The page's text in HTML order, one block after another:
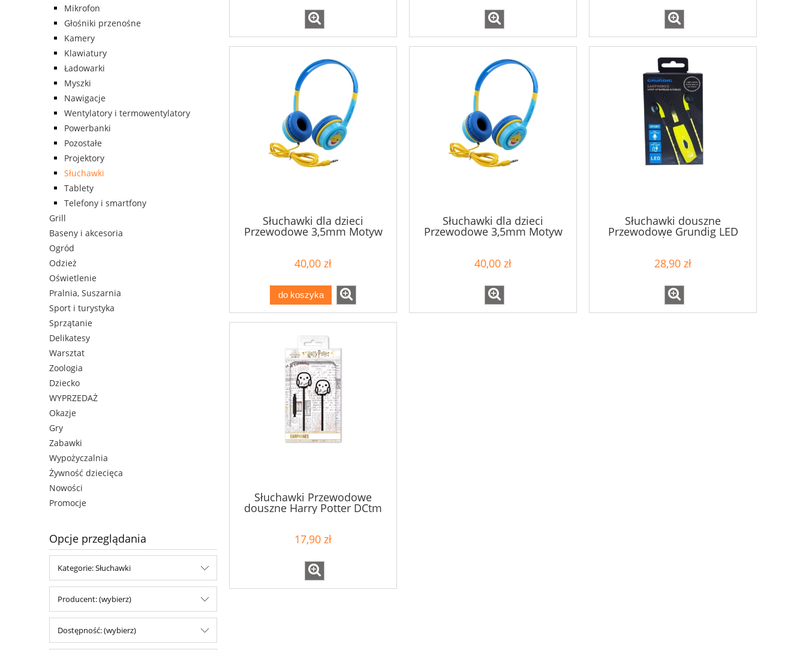
Mikrofon
Głośniki przenośne
Kamery
Klawiatury
Ładowarki
Myszki
Nawigacje
Wentylatory i termowentylatory
Powerbanki
Pozostałe
Projektory
Słuchawki
Tablety
Telefony i smartfony
Grill
Baseny i akcesoria
Ogród
Odzież
Oświetlenie
Pralnia, Suszarnia
Sport i turystyka
Sprzątanie
Delikatesy
Warsztat
Zoologia
Dziecko
WYPRZEDAŻ
Okazje
Gry
Zabawki
Wypożyczalnia
Żywność dziecięca
Nowości
Promocje
Opcje przeglądania
Kategorie: Słuchawki
Producent: (wybierz)
Dostępność: (wybierz)
Słuchawki dla dzieci
Przewodowe 3,5mm Motyw
Bohater z bajki Baby Shark
40,00 zł
do koszyka
Słuchawki dla dzieci
Przewodowe 3,5mm Motyw
Bohater z bajki Baby Shark
40,00 zł
Słuchawki douszne
Przewodowe Grundig LED
Żółte
28,90 zł
Słuchawki Przewodowe
douszne Harry Potter DCtm
17,90 zł